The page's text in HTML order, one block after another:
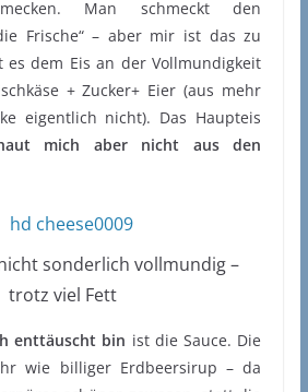
Man schmeckt den
Frische“ – aber mir ist das zu
es dem Eis an der Vollmundigkeit
+ Zucker+ Eier (aus mehr
eigentlich nicht). Das Haupteis
mich aber nicht aus den
sonderlich vollmundig –
trotz viel Fett
enttäuscht bin ist die Sauce. Die
wie billiger Erdbeersirup – da